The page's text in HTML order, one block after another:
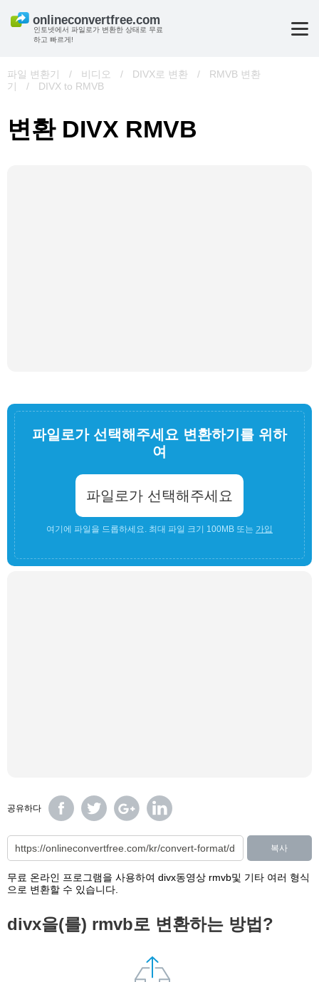
인토넷에서 파일로가 변환한 상태로 무료
하고 빠르게!
파일 변환기 / 비디오 / DIVX로 변환 /
RMVB 변환
기
/ DIVX to RMVB
변환 DIVX RMVB
파일로가 선택해주세요 변환하기를 위하
여
파일로가 선택해주세요
여기에 파일을 드롭하세요. 최대 파일 크기 100MB 또는 가입
공유하다
복사
무료 온라인 프로그램을 사용하여 divx동영상 rmvb및 기타 여러 형식
으로 변환할 수 있습니다.
divx을(를) rmvb로 변환하는 방법?